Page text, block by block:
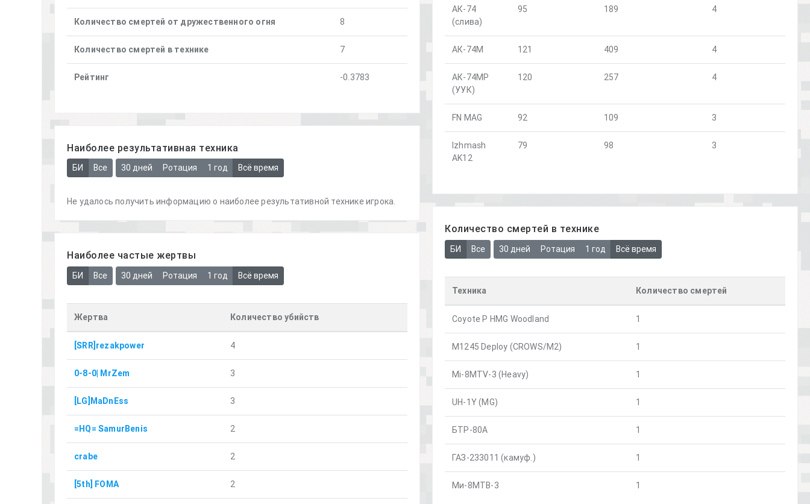
Количество смертей от дружественного огня 8
Количество смертей в технике 7
Рейтинг -0.3783
АК-74
(слива)
95 189 4
АК-74М 121 409 4
АК-74МР
(УУК)
120 257 4
FN MAG 92 109 3
Izhmash
AK12
79 98 3
Наиболее результативная техника
БИ Все 30 дней Ротация 1 год Всё время
Не удалось получить информацию о наиболее результативной технике игрока.
Количество смертей в технике
БИ Все 30 дней Ротация 1 год Всё время
Техника Количество смертей
Coyote P HMG Woodland 1
M1245 Deploy (CROWS/M2) 1
Mi-8MTV-3 (Heavy) 1
UH-1Y (MG) 1
БТР-80А 1
ГАЗ-233011 (камуф.) 1
Ми-8МТВ-3 1
Наиболее частые жертвы
БИ Все 30 дней Ротация 1 год Всё время
Жертва Количество убийств
[SRR]rezakpower 4
0-8-0| MrZem 3
[LG]MaDnEss 3
=HQ= SamurBenis 2
crabe 2
[5th] FOMA 2